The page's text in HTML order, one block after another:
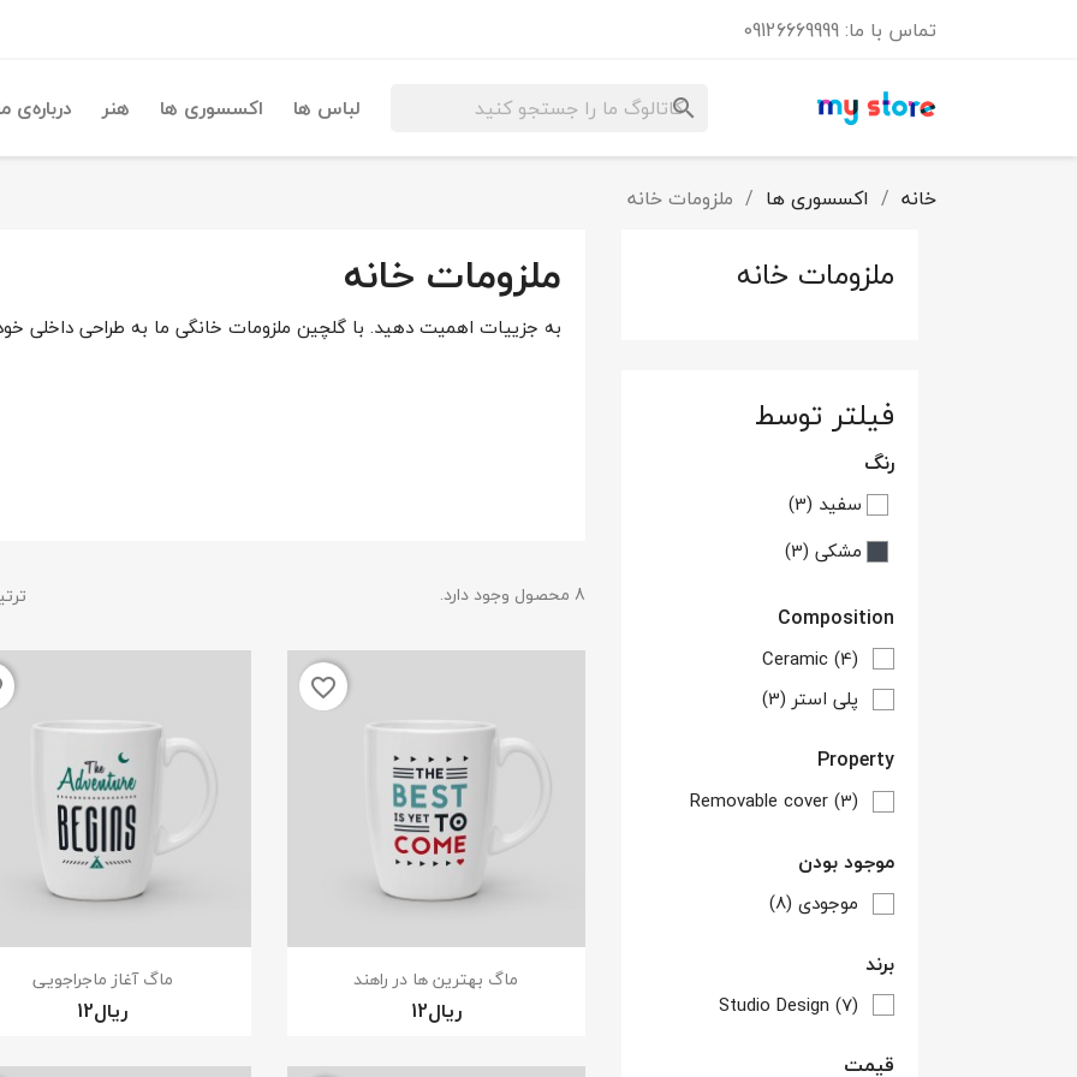
تماس با ما:09126669999
لباس ها اکسسوری ها هنر درباره‌ی search
خانه اکسسوری ها ملزومات خانه
ملزومات خانه
فیلتر توسط
رنگ
سفید (3)
مشکی (3)
Composition
Ceramic(4)
پلی استر (3)
Property
Removable cover(3)
موجود بودن
موجودی (8)
برند
Studio Design (7)
قیمت
ملزومات خانه
به جزییات اهمیت دهید. با گلچین ملزومات خانگی ما به طراحی داخلی
8 محصول وجود دارد.
نمایش سریع
ماگ بهترین ها در راهند
‎ریال12
favorite_border
نمایش سریع
ماگ آغاز ماجراجویی